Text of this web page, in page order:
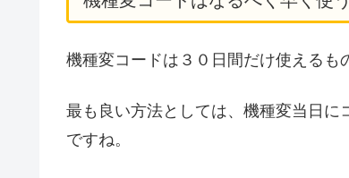
機種変コードは３０日間だけ使えるも
最も良い方法としては、機種変当日
ですね。